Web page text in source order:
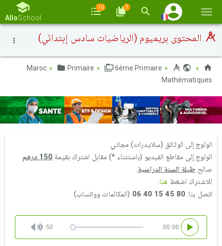
la
AlloSchool
10 7
المحتوى بريميوم (الرياضيات سادس إبتدائي)
Primaire
6ème Primaire
Mathématiques
الولوج إلى الوثائق (سلايدرات) مجاني.
الولوج إلى مقاطع الفيديو (باستثناء *) مقابل اشتراك بقيمة 150 درهم
صالح طيلة السنة الدراسية.
للاشتراك اضغط هنا.
اتصل بنا: 80 45 15 40 06 (المكالمات وواتساب)
00:00
01:50